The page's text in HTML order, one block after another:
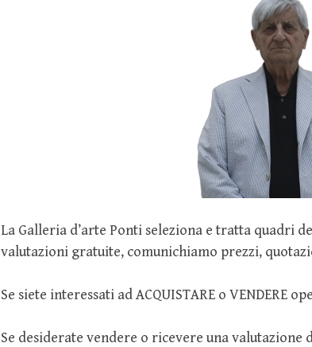
La Galleria d’arte Ponti seleziona e tratta quadri
valutazioni gratuite, comunichiamo prezzi,
Se siete interessati ad ACQUISTARE o VENDERE
Se desiderate vendere o ricevere una valutazione